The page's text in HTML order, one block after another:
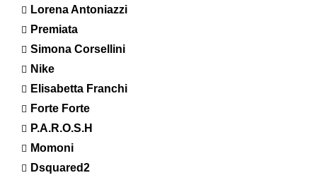
Lorena Antoniazzi
Premiata
Simona Corsellini
Nike
Elisabetta Franchi
Forte Forte
P.A.R.O.S.H
Momoni
Dsquared2